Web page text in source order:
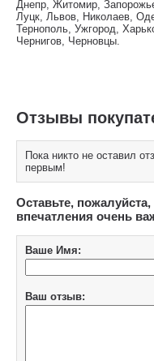
Днепр, Житомир,
Луцк, Львов, Николаев,
Тернополь, Ужгород,
Чернигов, Черновцы.
Отзывы
Пока никто не оставил
первым!
Оставьте,
впечатления очень
Ваше Имя:
Ваш отзыв: